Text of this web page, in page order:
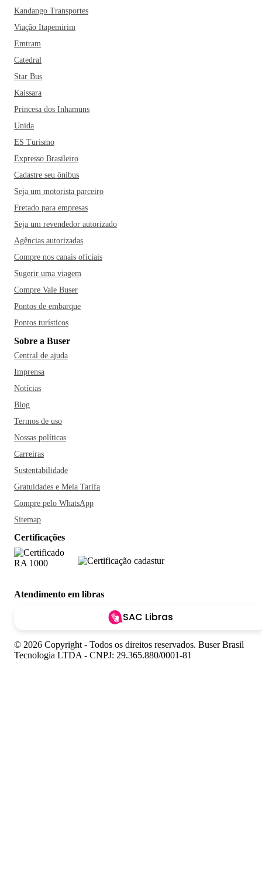
Kandango Transportes
Viação Itapemirim
Emtram
Catedral
Star Bus
Kaissara
Princesa dos Inhamuns
Unida
ES Turismo
Expresso Brasileiro
Cadastre seu ônibus
Seja um motorista parceiro
Fretado para empresas
Seja um revendedor autorizado
Agências autorizadas
Compre nos canais oficiais
Sugerir uma viagem
Compre Vale Buser
Pontos de embarque
Pontos turísticos
Sobre a Buser
Central de ajuda
Imprensa
Notícias
Blog
Termos de uso
Nossas políticas
Carreiras
Sustentabilidade
Gratuidades e Meia Tarifa
Compre pelo WhatsApp
Sitemap
Certificações
Atendimento em libras
SAC Libras
© 2026 Copyright - Todos os direitos reservados. Buser Brasil
Tecnologia LTDA - CNPJ: 29.365.880/0001-81